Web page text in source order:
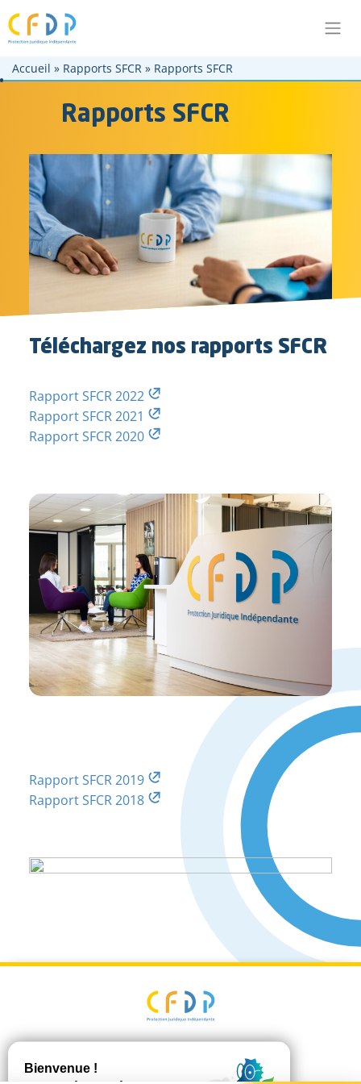
Aller au contenu principal
Aller à la navigation principale
Aller au pied de page
Accueil » Rapports SFCR » Rapports SFCR
Rapports SFCR
Téléchargez nos rapports SFCR
Rapport SFCR 2022
Rapport SFCR 2021
Rapport SFCR 2020
Rapport SFCR 2019
Rapport SFCR 2018